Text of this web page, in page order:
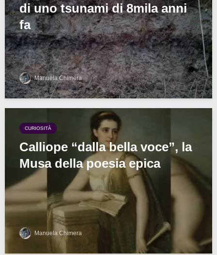
di uno tsunami di 8mila anni
fa
Manuela Chimera
CURIOSITÀ
Calliope “dalla bella voce”, la
Musa della poesia epica
Manuela Chimera